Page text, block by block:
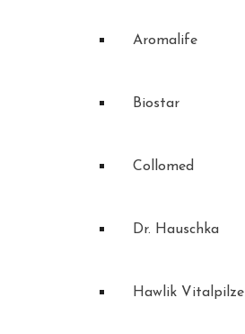
Aromalife
Biostar
Collomed
Dr. Hauschka
Hawlik Vitalpilze